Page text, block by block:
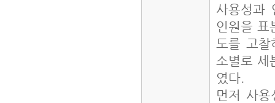
사용성과
인원을 표
도를 고찰
소별로 세
였다.
먼저 사